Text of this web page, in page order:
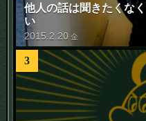
他人の話は聞きたくな
い
2015 2 20 金
3